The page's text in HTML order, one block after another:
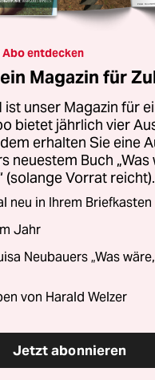
Abo entdecken
Magazin für
ist unser Magazin für
bietet jährlich vier
erhalten Sie eine
neuestem Buch „Was
(solange Vorrat reicht).
neu in Ihrem Briefkasten
Jahr
Neubauers „Was
von Harald Welzer
Jetzt abonnieren